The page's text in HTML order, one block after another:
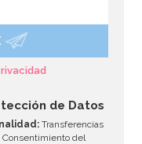
de Datos
Transferencias
Consentimiento del